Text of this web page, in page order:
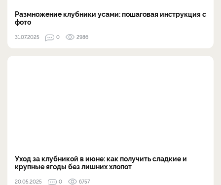
Размножение клубники усами: пошаговая инструкция с
фото
31.07.2025 0 2986
Уход за клубникой в июне: как получить сладкие и
крупные ягоды без лишних хлопот
20.05.2025 0 6757